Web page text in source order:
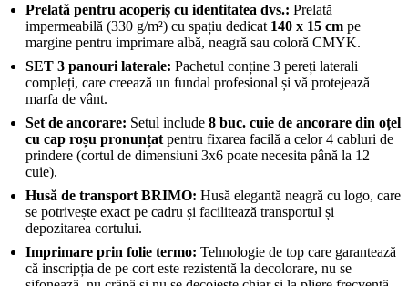
Prelată pentru acoperiș cu identitatea dvs.: Prelată
impermeabilă (330 g/m²) cu spațiu dedicat 140 x 15 cm pe
margine pentru imprimare albă, neagră sau coloră CMYK.
SET 3 panouri laterale: Pachetul conține 3 pereți laterali
compleți, care creează un fundal profesional și vă protejează
marfa de vânt.
Set de ancorare: Setul include 8 buc. cuie de ancorare din oțel
cu cap roșu pronunțat pentru fixarea facilă a celor 4 cabluri de
prindere (cortul de dimensiuni 3x6 poate necesita până la 12
cuie).
Husă de transport BRIMO: Husă elegantă neagră cu logo, care
se potrivește exact pe cadru și facilitează transportul și
depozitarea cortului.
Imprimare prin folie termo: Tehnologie de top care garantează
că inscripția de pe cort este rezistentă la decolorare, nu se